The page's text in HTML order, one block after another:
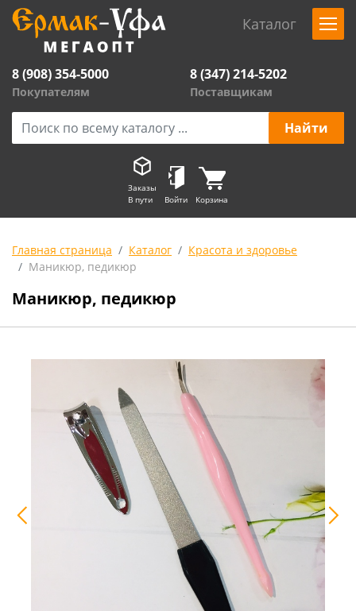
Каталог
8 (908) 354-5000
Покупателям
8 (347) 214-5202
Поставщикам
Заказы
В пути
Войти Корзина
Главная страница Каталог
Красота и здоровье
Маникюр, педикюр
Маникюр, педикюр